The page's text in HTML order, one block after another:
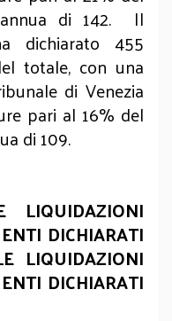
di 142. Il
dichiarato 455
totale, con una
di Venezia
pari al 16% del
di 109.
LIQUIDAZIONI
DICHIARATI
LIQUIDAZIONI
DICHIARATI